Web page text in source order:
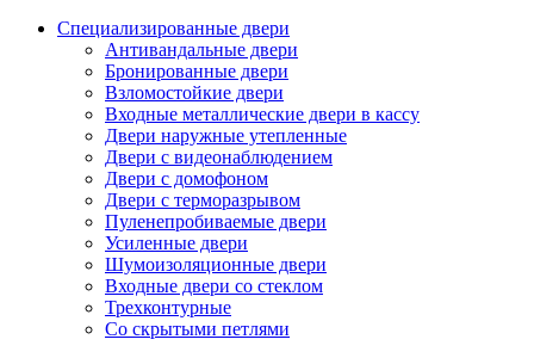
Специализированные двери
Антивандальные двери
Бронированные двери
Взломостойкие двери
Входные металлические двери в кассу
Двери наружные утепленные
Двери с видеонаблюдением
Двери с домофоном
Двери с терморазрывом
Пуленепробиваемые двери
Усиленные двери
Шумоизоляционные двери
Входные двери со стеклом
Трехконтурные
Со скрытыми петлями